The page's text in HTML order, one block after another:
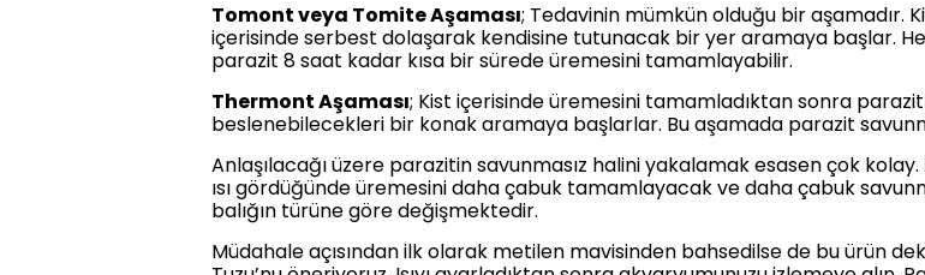
Tomont veya Tomite Aşaması; Tedavinin mümkün olduğu bir aşamadır.
içerisinde serbest dolaşarak kendisine tutunacak bir yer aramaya başlar.
parazit 8 saat kadar kısa bir sürede üremesini tamamlayabilir.
Thermont Aşaması; Kist içerisinde üremesini tamamladıktan sonra
beslenebilecekleri bir konak aramaya başlarlar. Bu aşamada parazit
Anlaşılacağı üzere parazitin savunmasız halini yakalamak esasen çok kolay.
ısı gördüğünde üremesini daha çabuk tamamlayacak ve daha çabuk
balığın türüne göre değişmektedir.
Müdahale açısından ilk olarak metilen mavisinden bahsedilse de bu ürün